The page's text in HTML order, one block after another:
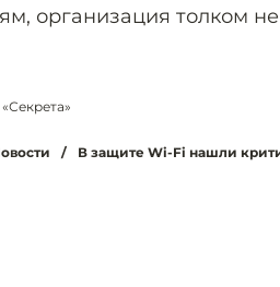
организация толком
/ В защите Wi-Fi нашли